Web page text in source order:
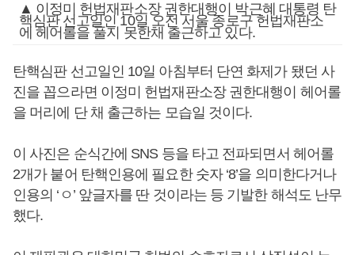
▲ 이정미 헌법재판소장 권한대행이 박근혜 대통령 탄
핵심판 선고일인 10일 오전 서울 종로구 헌법재판소
에 헤어롤을 풀지 못한채 출근하고 있다.
탄핵심판 선고일인 10일 아침부터 단연 화제가 됐던 사
진을 꼽으라면 이정미 헌법재판소장 권한대행이 헤어롤
을 머리에 단 채 출근하는 모습일 것이다.
이 사진은 순식간에 SNS 등을 타고 전파되면서 헤어롤
2개가 붙어 탄핵인용에 필요한 숫자 ‘8’을 의미한다거나
인용의 ‘ㅇ’ 앞글자를 딴 것이라는 등 기발한 해석도 난무
했다.